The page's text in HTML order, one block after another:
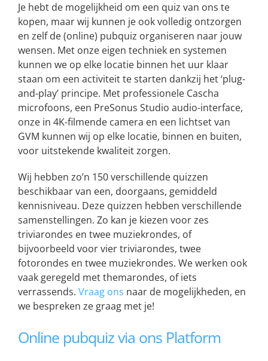
Je hebt de mogelijkheid om een quiz van ons te
kopen, maar wij kunnen je ook volledig ontzorgen
en zelf de (online) pubquiz organiseren naar jouw
wensen. Met onze eigen techniek en systemen
kunnen we op elke locatie binnen het uur klaar
staan om een activiteit te starten dankzij het ‘plug-
and-play’ principe. Met professionele Cascha
microfoons, een PreSonus Studio audio-interface,
onze in 4K-filmende camera en een lichtset van
GVM kunnen wij op elke locatie, binnen en buiten,
voor uitstekende kwaliteit zorgen.
Wij hebben zo’n 150 verschillende quizzen
beschikbaar van een, doorgaans, gemiddeld
kennisniveau. Deze quizzen hebben verschillende
samenstellingen. Zo kan je kiezen voor zes
triviarondes en twee muziekrondes, of
bijvoorbeeld voor vier triviarondes, twee
fotorondes en twee muziekrondes. We werken ook
vaak geregeld met themarondes, of iets
verrassends. Vraag ons naar de mogelijkheden, en
we bespreken ze graag met je!
Online pubquiz via ons Platform